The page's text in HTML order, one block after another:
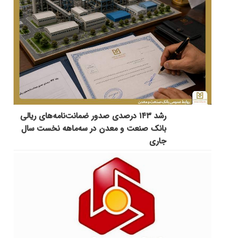
رشد ۱۴۳ درصدی صدور ضمانت‌نامه‌های ریالی
بانک صنعت و معدن در سه‌ماهه نخست سال
جاری